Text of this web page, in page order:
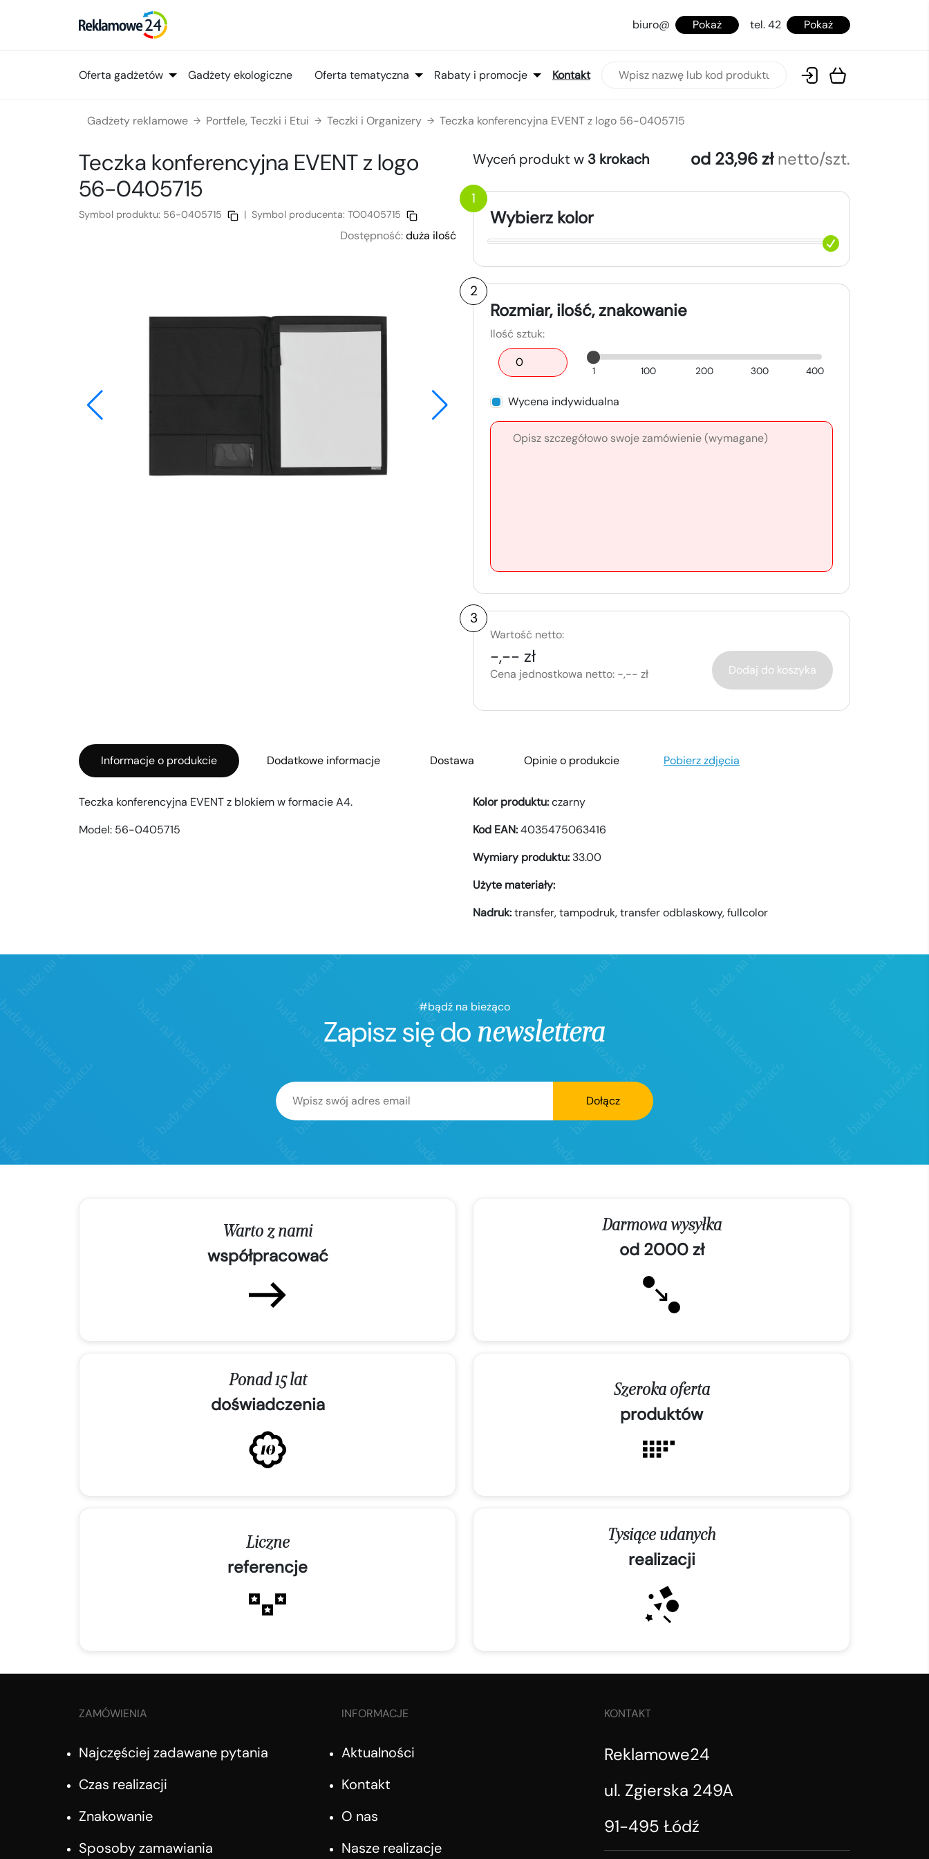
biuro@ Pokaż tel. 42 Pokaż
Oferta gadżetów Gadżety ekologiczne Oferta tematyczna Rabaty i promocje Kontakt
Gadżety reklamowe → Portfele, Teczki i Etui → Teczki i Organizery → Teczka konferencyjna EVENT z logo 56-0405715
Teczka konferencyjna EVENTz logo
56-0405715
Symbol produktu: 56-0405715 | Symbol producenta: TO0405715
Dostępność:duża ilość
Wyceń produkt w 3 krokach od 23,96 zł netto/szt.
1
Wybierz kolor
2
Rozmiar, ilość, znakowanie
Ilość sztuk:
1 100 200 300 400
Wycena indywidualna
3
Wartość netto:
-,-- zł
Cena jednostkowa netto: -,-- zł Dodaj do koszyka
Informacje o produkcie Dodatkowe informacje Dostawa Opinie o produkcie Pobierz zdjęcia
Teczka konferencyjna EVENT z blokiem w formacie A4.
Model: 56-0405715
Kolor produktu:czarny
Kod EAN:4035475063416
Wymiary produktu: 33.00
Użyte materiały:
Nadruk:transfer,tampodruk,transfer odblaskowy,fullcolor
#bądź na bieżąco
Zapisz się do newslettera
Dołącz
Warto z nami
współpracować
Darmowa wysyłka
od 2000 zł
Ponad 15 lat
doświadczenia
Szeroka oferta
produktów
Liczne
referencje
Tysiące udanych
realizacji
ZAMÓWIENIA
Najczęściej zadawane pytania
Czas realizacji
Znakowanie
Sposoby zamawiania
INFORMACJE
Aktualności
Kontakt
O nas
Nasze realizacje
KONTAKT
Reklamowe24
ul. Zgierska 249A
91-495 Łódź